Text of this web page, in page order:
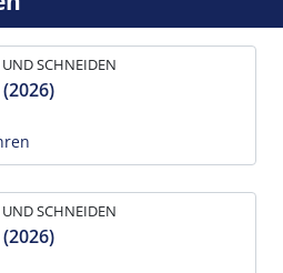
SCHNEIDEN
SCHNEIDEN